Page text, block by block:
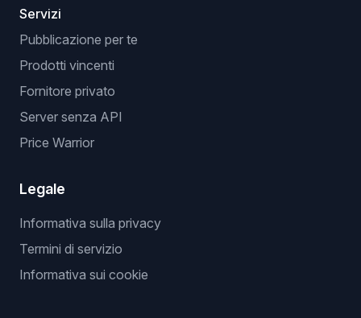
Servizi
Pubblicazione per te
Prodotti vincenti
Fornitore privato
Server senza API
Price Warrior
Legale
Informativa sulla privacy
Termini di servizio
Informativa sui cookie